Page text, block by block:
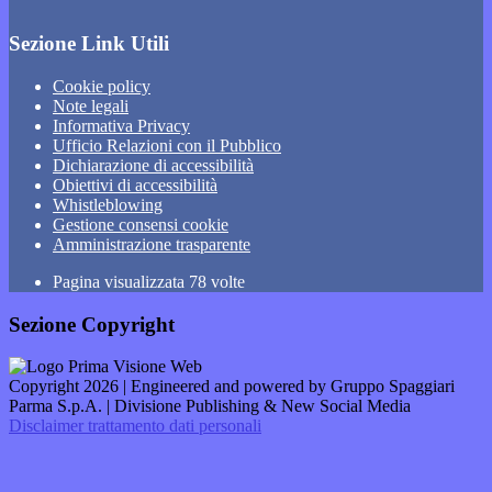
Sezione Link Utili
Cookie policy
Note legali
Informativa Privacy
Ufficio Relazioni con il Pubblico
Dichiarazione di accessibilità
Obiettivi di accessibilità
Whistleblowing
Gestione consensi cookie
Amministrazione trasparente
Pagina visualizzata 78 volte
Sezione Copyright
Copyright 2026 | Engineered and powered by Gruppo Spaggiari
Parma S.p.A. | Divisione Publishing & New Social Media
Disclaimer trattamento dati personali